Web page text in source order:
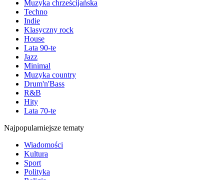
Muzyka chrześcijańska
Techno
Indie
Klasyczny rock
House
Lata 90-te
Jazz
Minimal
Muzyka country
Drum'n'Bass
R&B
Hity
Lata 70-te
Najpopularniejsze tematy
Wiadomości
Kultura
Sport
Polityka